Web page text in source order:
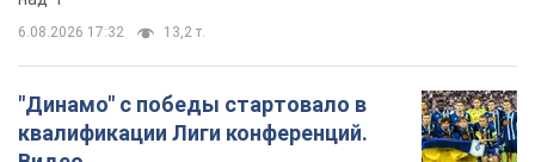
6.08.2026 17:32 13,2 т.
"Динамо" с победы стартовало в
квалификации Лиги конференций.